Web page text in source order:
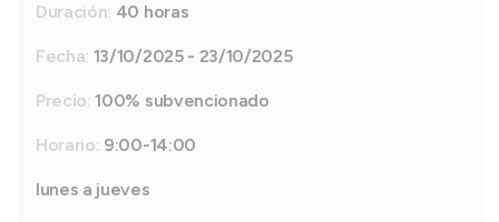
Duración: 40 horas
Fecha: 13/10/2025 - 23/10/2025
Precio:100% subvencionado
Horario: 9:00-14:00
lunes a jueves